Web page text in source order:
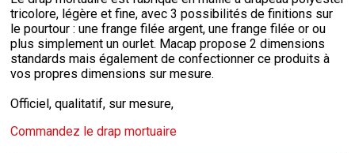
tricolore, légère et fine, avec 3 possibilités de finitions sur
le pourtour : une frange filée argent, une frange filée or ou
plus simplement un ourlet. Macap propose 2 dimensions
standards mais également de confectionner ce produits à
vos propres dimensions sur mesure.
Officiel, qualitatif, sur mesure,
Commandez le drap mortuaire